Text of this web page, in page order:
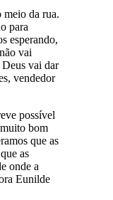
meio da rua.
para
esperando,
vai
vai dar
vendedor
possível
bom
que as
as
onde a
Eunilde